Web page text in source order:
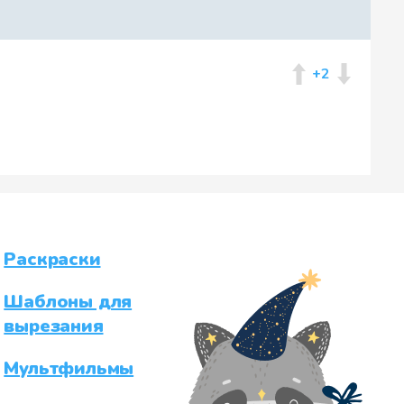
+2
Раскраски
Шаблоны для
вырезания
Мультфильмы